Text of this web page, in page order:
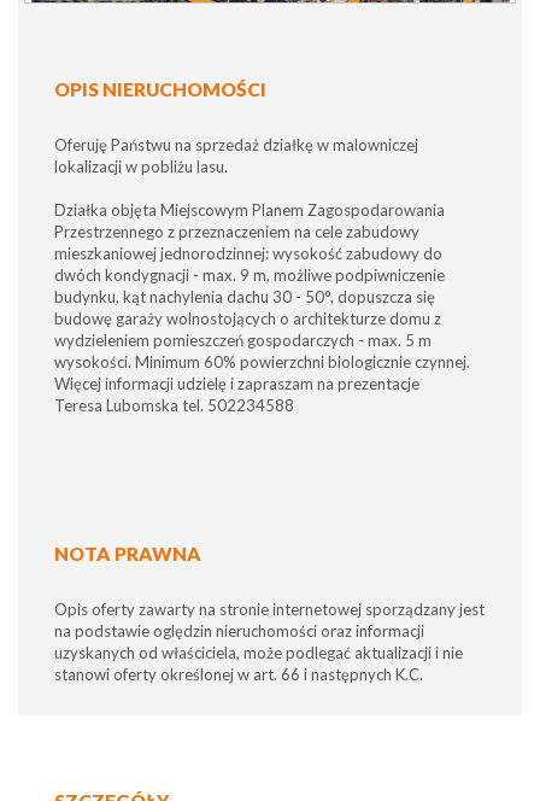
OPIS NIERUCHOMOŚCI
Oferuję Państwu na sprzedaż działkę w malowniczej
lokalizacji w pobliżu lasu.
Działka objęta Miejscowym Planem Zagospodarowania
Przestrzennego z przeznaczeniem na cele zabudowy
mieszkaniowej jednorodzinnej: wysokość zabudowy do
dwóch kondygnacji - max. 9 m, możliwe podpiwniczenie
budynku, kąt nachylenia dachu 30 - 50°, dopuszcza się
budowę garaży wolnostojących o architekturze domu z
wydzieleniem pomieszczeń gospodarczych - max. 5 m
wysokości. Minimum 60% powierzchni biologicznie czynnej.
Więcej informacji udzielę i zapraszam na prezentacje
Teresa Lubomska tel. 502234588
NOTA PRAWNA
Opis oferty zawarty na stronie internetowej sporządzany jest
na podstawie oględzin nieruchomości oraz informacji
uzyskanych od właściciela, może podlegać aktualizacji i nie
stanowi oferty określonej w art. 66 i następnych K.C.